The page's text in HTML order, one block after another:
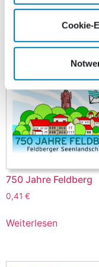
Cookie-
Ähnliche
750 Jahre Feldberg
0,41 €
Weiterlesen